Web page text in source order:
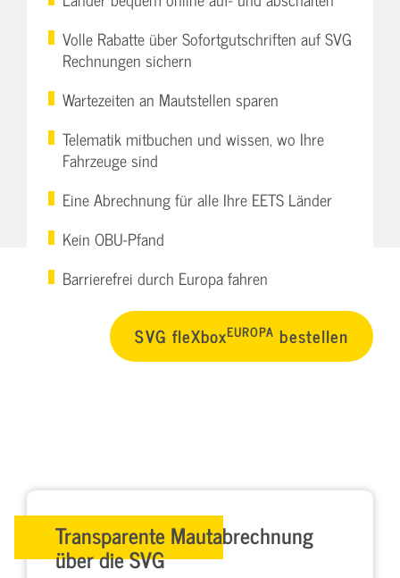
Volle Rabatte über Sofortgutschriften auf SVG
Rechnungen sichern
Wartezeiten an Mautstellen sparen
Telematik mitbuchen und wissen, wo Ihre
Fahrzeuge sind
Eine Abrechnung für alle Ihre EETS Länder
Kein OBU-Pfand
Barrierefrei durch Europa fahren
SVG fleXboxEUROPA bestellen
Transparente Mautabrechnung
über die SVG